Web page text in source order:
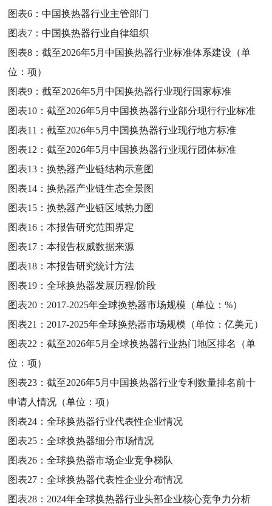
图表6：中国换热器行业主管部门
图表7：中国换热器行业自律组织
图表8：截至2026年5月中国换热器行业标准体系建设（单
位：项）
图表9：截至2026年5月中国换热器行业现行国家标准
图表10：截至2026年5月中国换热器行业部分现行行业标准
图表11：截至2026年5月中国换热器行业现行地方标准
图表12：截至2026年5月中国换热器行业现行团体标准
图表13：换热器产业链结构示意图
图表14：换热器产业链生态全景图
图表15：换热器产业链区域热力图
图表16：本报告研究范围界定
图表17：本报告权威数据来源
图表18：本报告研究统计方法
图表19：全球换热器发展历程/阶段
图表20： 2017-2025年全球换热器市场规模（单位：%）
图表21： 2017-2025年全球换热器市场规模（单位：亿美元）
图表22：截至2026年5月全球换热器行业热门地区排名（单
位：项）
图表23：截至2026年5月中国换热器行业专利数量排名前十
申请人情况（单位：项）
图表24：全球换热器行业代表性企业情况
图表25：全球换热器细分市场情况
图表26：全球换热器市场企业竞争梯队
图表27：全球换热器代表性企业分布情况
图表28： 2024年全球换热器行业头部企业核心竞争力分析